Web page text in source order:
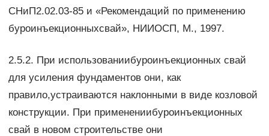
СНиП2.02.03-85 и «Рекомендаций по применению
буроинъекционныхсвай», НИИОСП, М., 1997.
2.5.2. При использованиибуроинъекционных свай
для усиления фундаментов они, как
правило,устраиваются наклонными в виде козловой
конструкции. При применениибуроинъекционных
свай в новом строительстве они